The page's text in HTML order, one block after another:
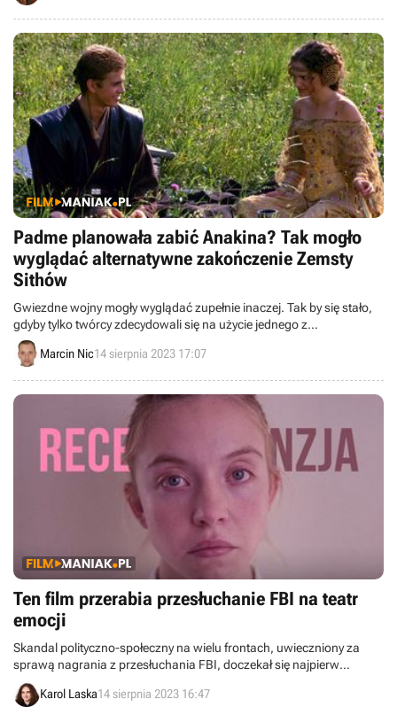
Padme planowała zabić Anakina? Tak mogło
wyglądać alternatywne zakończenie Zemsty
Sithów
Gwiezdne wojny mogły wyglądać zupełnie inaczej. Tak by się stało,
gdyby tylko twórcy zdecydowali się na użycie jednego z
alternatywnych zakończeń.
Marcin Nic14 sierpnia 2023 17:07
Ten film przerabia przesłuchanie FBI na teatr
emocji
Skandal polityczno-społeczny na wielu frontach, uwieczniony za
sprawą nagrania z przesłuchania FBI, doczekał się najpierw
spektaklu teatralnego, a teraz kameralnego, mocnego filmu. Reality
nie potrzebuje wielu aktorów, by coś ważnego powiedzieć.
Karol Laska14 sierpnia 2023 16:47